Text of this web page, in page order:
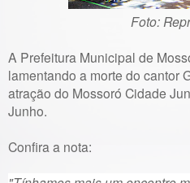
Foto:
A Prefeitura Municipal de
lamentando a morte do cantor
atração do Mossoró Cidade
Junho.
Confira a nota: